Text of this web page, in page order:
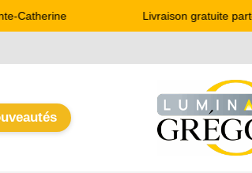
Livraison gratuite partout